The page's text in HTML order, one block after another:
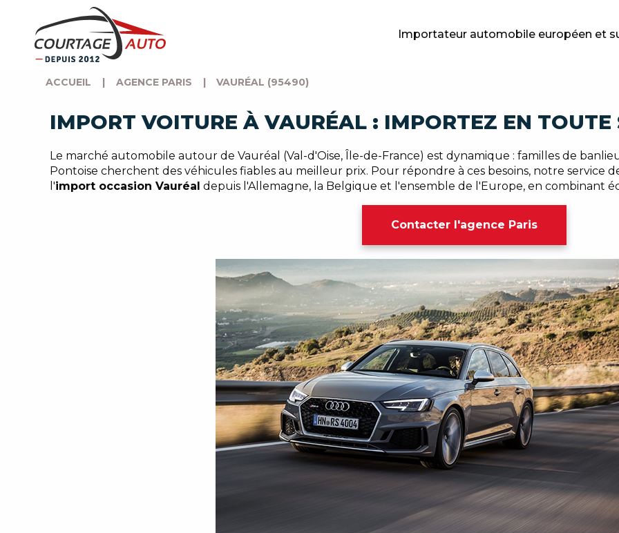
Importateur automobile européen et
ACCUEIL | AGENCE PARIS | VAURÉAL (95490)
IMPORT VOITURE À VAURÉAL : IMPORTEZ EN TOUTE
Le marché automobile autour de Vauréal (Val-d'Oise, Île-de-France) est dynamique : familles de
Pontoise cherchent des véhicules fiables au meilleur prix. Pour répondre à ces besoins, notre service
l'import occasion Vauréal depuis l'Allemagne, la Belgique et l'ensemble de l'Europe, en combinant
Contacter l'agence Paris